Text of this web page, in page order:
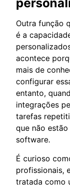
Outra função
é a
acontece
mais de
configurar
entanto,
integrações
tarefas
que não
software.
É curioso
profissionais,
tratada como